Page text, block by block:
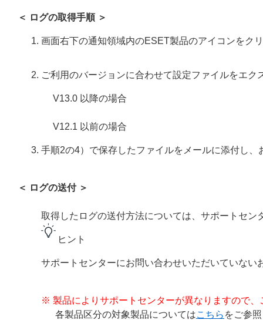
＜ ログの取得手順 ＞
画面右下の通知領域内のESET製品のアイコンをク
ご利用のバージョンに合わせて設定ファイルをエク
V13.0 以降の場合
V12.1 以前の場合
手順2の4）で保存したファイルをメールに添付し、
＜ ログの送付 ＞
取得したログの送付方法については、サポートセ
ヒント
サポートセンターにお問い合わせいただいていな
※ 製品によりサポートセンターが異なりますので、
各製品区分の対象製品についてはこちら をご参